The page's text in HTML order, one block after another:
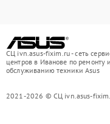
СЦ ivn.asus-fixim.ru - сеть
центров в Иванове по ремонту и
обслуживанию техники Asus
2021-2026 © СЦ ivn.asus-